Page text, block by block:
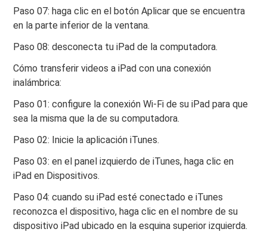
Paso 07: haga clic en el botón Aplicar que se encuentra
en la parte inferior de la ventana.
Paso 08: desconecta tu iPad de la computadora.
Cómo transferir videos a iPad con una conexión
inalámbrica:
Paso 01: configure la conexión Wi-Fi de su iPad para que
sea la misma que la de su computadora.
Paso 02: Inicie la aplicación iTunes.
Paso 03: en el panel izquierdo de iTunes, haga clic en
iPad en Dispositivos.
Paso 04: cuando su iPad esté conectado e iTunes
reconozca el dispositivo, haga clic en el nombre de su
dispositivo iPad ubicado en la esquina superior izquierda.